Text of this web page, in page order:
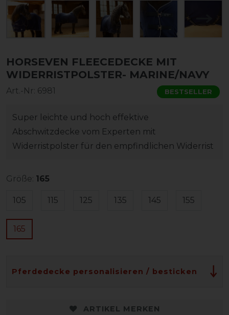
HORSEVEN FLEECEDECKE MIT
WIDERRISTPOLSTER- MARINE/NAVY
Art.-Nr: 6981 BESTSELLER
Super leichte und hoch effektive
Abschwitzdecke vom Experten mit
Widerristpolster für den empfindlichen Widerrist
Größe: 165
105 115 125 135 145 155
165
Pferdedecke personalisieren / besticken
ARTIKEL MERKEN